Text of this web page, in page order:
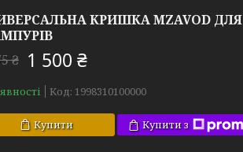
КРИШКА MZAVOD
₴ 1 500 ₴
Код: 1998310100000
Купити Купити з